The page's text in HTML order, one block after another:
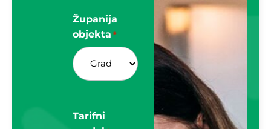
Županija
objekta *
Tarifni